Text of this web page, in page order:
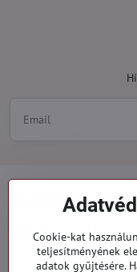
Minden a
Megrendelések
Cookie-kat
teljesítményének
adatok gyűjtésére.